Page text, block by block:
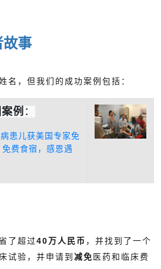
故事
名，但我们的成功案例包括：
例 ：
患儿获美国专家免
费食宿，感恩遇
了超过40万人民币 ，并找到了一个
试验，并申请到 减免 医药和临床费